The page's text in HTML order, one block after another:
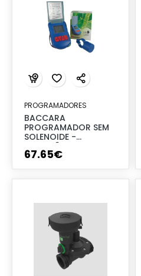
PROGRAMADORES
BACCARA
PROGRAMADOR SEM
SOLENOIDE -
1ESTAÇÃO
67.65€